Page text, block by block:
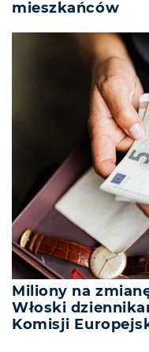
mieszkańców
Miliony na
Włoski
Komisji